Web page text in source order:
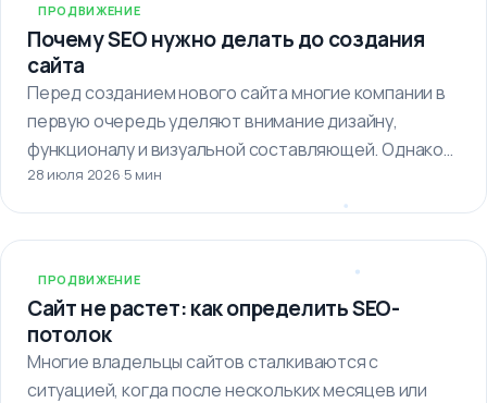
ПРОДВИЖЕНИЕ
Почему SEO нужно делать до создания
сайта
Перед созданием нового сайта многие компании в
первую очередь уделяют внимание дизайну,
функционалу и визуальной составляющей. Однако
важно…
28 июля 2026·5 мин
ПРОДВИЖЕНИЕ
Сайт не растет: как определить SEO-
потолок
Многие владельцы сайтов сталкиваются с
ситуацией, когда после нескольких месяцев или